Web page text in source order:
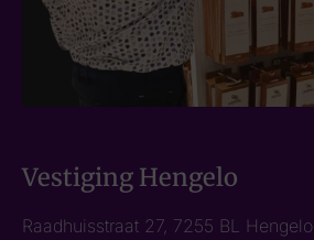
Vestiging Hengelo
Raadhuisstraat 27, 7255 BL Hengelo